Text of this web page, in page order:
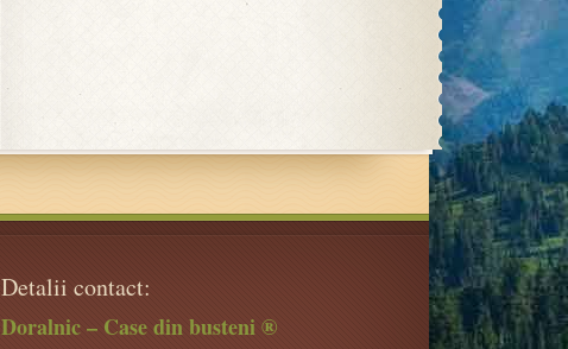
Detalii contact:
Doralnic – Case din busteni ®